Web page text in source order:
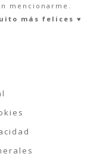
mencionarme.
más felices ♥︎